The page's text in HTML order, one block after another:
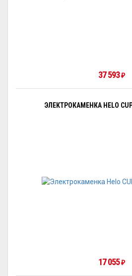
37 593 ₽
ЭЛЕКТРОКАМЕНКА HELO
17 055 ₽